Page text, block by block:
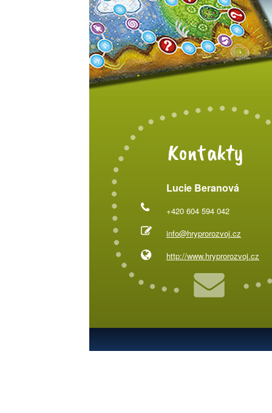
Kontakty
Lucie Beranová
+420 604 594 042
info@hryprorozvoj.cz
http://www.hryprorozvoj.cz